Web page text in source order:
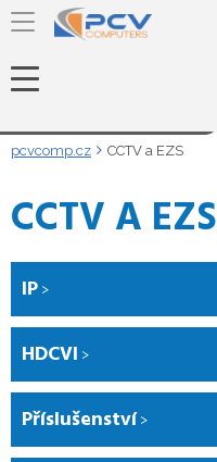
pcvcomp.cz CCTV a EZS
CCTV A EZS
IP
HDCVI
Příslušenství